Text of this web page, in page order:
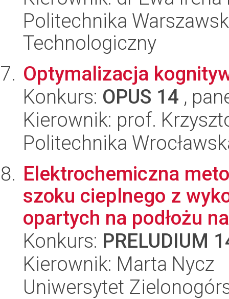
Politechnika
Technologiczny
Optymalizacja
Konkurs: OPUS 14 ,
Kierownik: prof.
Politechnika
Elektrochemiczna
szoku cieplnego z
opartych na podłożu
Konkurs: PRELUDIUM
Kierownik: Marta Nycz
Uniwersytet